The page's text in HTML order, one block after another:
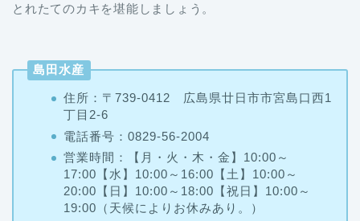
とれたてのカキを堪能しましょう。
島田水産
住所：〒739-0412 広島県廿日市市宮島口西1
丁目2-6
電話番号：0829‐56‐2004
営業時間：【月・火・木・金】10:00～
17:00【水】10:00～16:00【土】10:00～
20:00【日】10:00～18:00【祝日】10:00～
19:00（天候によりお休みあり。）